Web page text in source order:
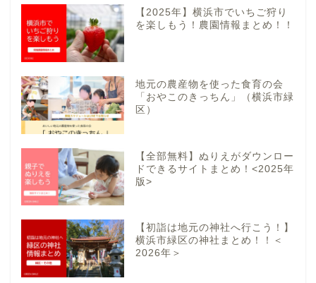
【2025年】横浜市でいちご狩り
を楽しもう！農園情報まとめ！！
地元の農産物を使った食育の会
「おやこのきっちん」（横浜市緑
区）
【全部無料】ぬりえがダウンロー
ドできるサイトまとめ！<2025年
版>
【初詣は地元の神社へ行こう！】
横浜市緑区の神社まとめ！！＜
2026年＞